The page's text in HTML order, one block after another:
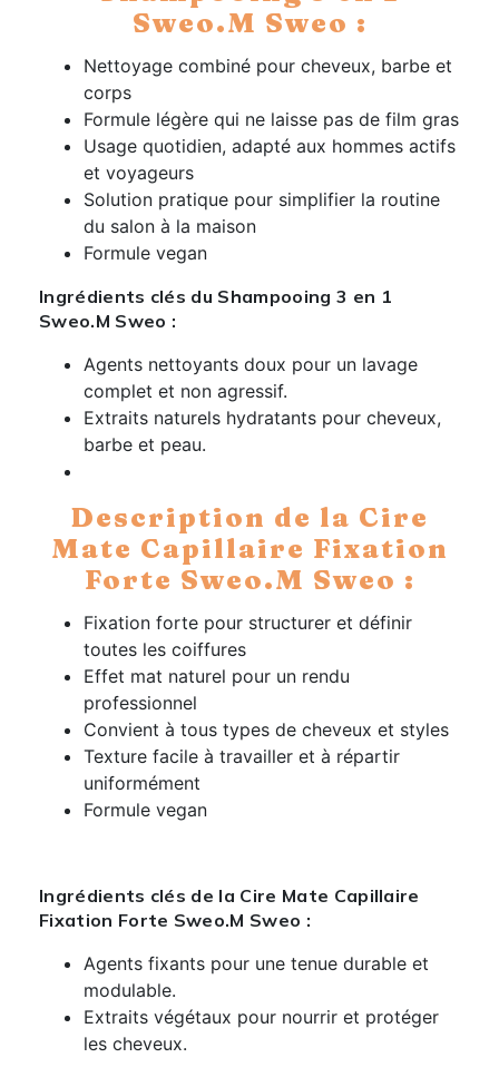
Sweo.M Sweo :
Nettoyage combiné pour cheveux, barbe et
corps
Formule légère qui ne laisse pas de film gras
Usage quotidien, adapté aux hommes actifs
et voyageurs
Solution pratique pour simplifier la routine
du salon à la maison
Formule vegan
Ingrédients clés du Shampooing 3 en 1
Sweo.M Sweo :
Agents nettoyants doux pour un lavage
complet et non agressif.
Extraits naturels hydratants pour cheveux,
barbe et peau.
Description de la Cire
Mate Capillaire Fixation
Forte Sweo.M Sweo :
Fixation forte pour structurer et définir
toutes les coiffures
Effet mat naturel pour un rendu
professionnel
Convient à tous types de cheveux et styles
Texture facile à travailler et à répartir
uniformément
Formule vegan
Ingrédients clés de la Cire Mate Capillaire
Fixation Forte Sweo.M Sweo :
Agents fixants pour une tenue durable et
modulable.
Extraits végétaux pour nourrir et protéger
les cheveux.